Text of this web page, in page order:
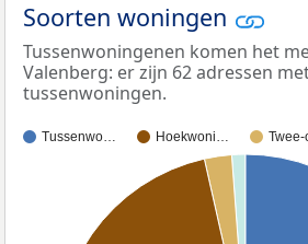
Soorten woningen
Tussenwoningenen komen het
Valenberg: er zijn 62 adressen
tussenwoningen.
Tussenwo… Hoekwoni…